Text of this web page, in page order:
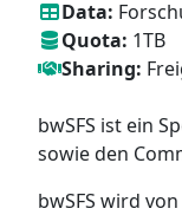
Data:
Quota: 1TB
Sharing:
bwSFS ist ein
sowie den
bwSFS wird